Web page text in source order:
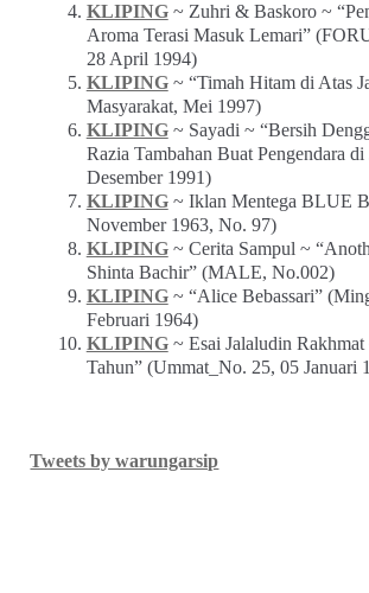
KLIPING~ Zuhri & Baskoro ~
Aroma Terasi Masuk Lemari”
28 April 1994)
KLIPING~ “Timah Hitam di Atas
Masyarakat, Mei 1997)
KLIPING~ Sayadi ~ “Bersih
Razia Tambahan Buat Pengendara
Desember 1991)
KLIPING~ Iklan Mentega BLUE
November 1963, No. 97)
KLIPING~ Cerita Sampul ~
Shinta Bachir” (MALE, No.002)
KLIPING~ “Alice Bebassari”
Februari 1964)
KLIPING~ Esai Jalaludin
Tahun” (Ummat_No. 25, 05 Januari
Tweets by warungarsip